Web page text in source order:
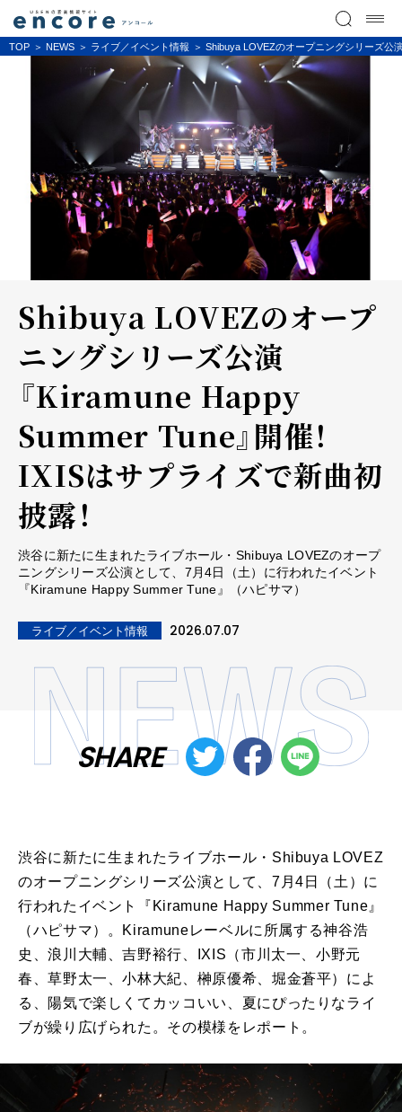
TOP NEWS ライブ／イベント情報 Shibuya LOVEZのオープニングシリーズ公
Shibuya LOVEZのオープ
ニングシリーズ公演
『Kiramune Happy
Summer Tune』開催！
IXISはサプライズで新曲初
披露！
渋谷に新たに生まれたライブホール・Shibuya LOVEZのオープ
ニングシリーズ公演として、7月4日（土）に行われたイベント
『Kiramune Happy Summer Tune』（ハピサマ）
ライブ／イベント情報 2026.07.07
SHARE
渋谷に新たに生まれたライブホール・Shibuya LOVEZ
のオープニングシリーズ公演として、7月4日（土）に
行われたイベント『Kiramune Happy Summer Tune』
（ハピサマ）。Kiramuneレーベルに所属する神谷浩
史、浪川大輔、吉野裕行、IXIS（市川太一、小野元
春、草野太一、小林大紀、榊原優希、堀金蒼平）によ
る、陽気で楽しくてカッコいい、夏にぴったりなライ
ブが繰り広げられた。その模様をレポート。